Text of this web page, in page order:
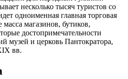
несколько тысяч туристов со
одноименная главная торговая
масса магазинов, бутиков,
достопримечательности
музей и церковь Пантократора,
вв.